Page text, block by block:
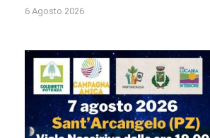
6 Agosto 2026